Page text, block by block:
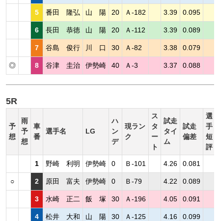
5 番田 隆弘 山 陽 20 Ａ-182 3.39 0.095
6 長田 恭徳 山 陽 20 Ａ-112 3.39 0.089
7 谷島 俊行 川 口 30 Ａ-82 3.38 0.079
◎ 8 谷津 圭治 伊勢崎 40 Ａ-3 3.37 0.088
5R
予
想
雨
予
想
車
番
選手名 LG
ハ
ン
デ
現ラン
ク
ス
タ
ー
ト
試走
タイ
ム
試走
偏差
選
手
短
評
1 野崎 利明 伊勢崎 0 Ｂ-101 4.26 0.081
○ 2 原田 富夫 伊勢崎 0 Ｂ-79 4.22 0.089
3 水崎 正二 飯 塚 30 Ａ-196 4.05 0.091
4 松井 大和 山 陽 30 Ａ-125 4.16 0.099